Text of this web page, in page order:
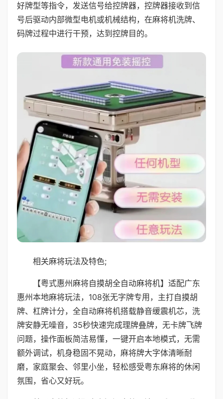
好牌型等指令，发送信号给控牌器，控牌器接收到信
号后驱动内部微型电机或机械结构，在麻将机洗牌、
码牌过程中进行干预，达到控牌目的。
相关麻将玩法及特色;
【粤式惠州麻将自摸胡全自动麻将机】适配广东
惠州本地麻将玩法，108张无字牌专用，主打自摸胡
牌、杠牌计分，全自动麻将机搭载静音缓震机芯，洗
牌安静无噪音，35秒快速完成理牌叠牌，无卡牌飞牌
问题，操作面板简洁易懂，一键开启本地模式，无需
额外调试，机身稳固不晃动，麻将牌大字体清晰耐
磨，家庭聚会、邻里小坐，轻松感受粤东麻将的休闲
氛围，省心又好玩。